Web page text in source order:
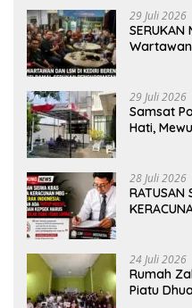
29 Juli 2026
SERUKAN
Wartawan
29 Juli 2026
Samsat
Hati,
28 Juli 2026
RATUSAN
YANG
24 Juli 2026
Rumah
Piatu